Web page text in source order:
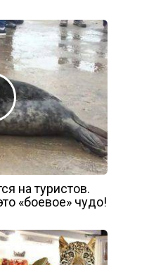
на туристов.
«боевое» чудо!